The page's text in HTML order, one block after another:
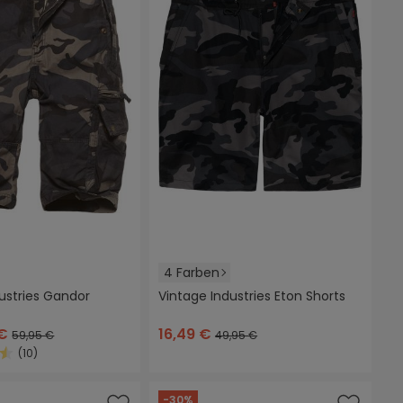
dunkles camouflage
Gandor
59,95 €
(10)
4 Farben
schwarz
Vintage Industries Eton Shorts
16,49 €49,95 €
-30%